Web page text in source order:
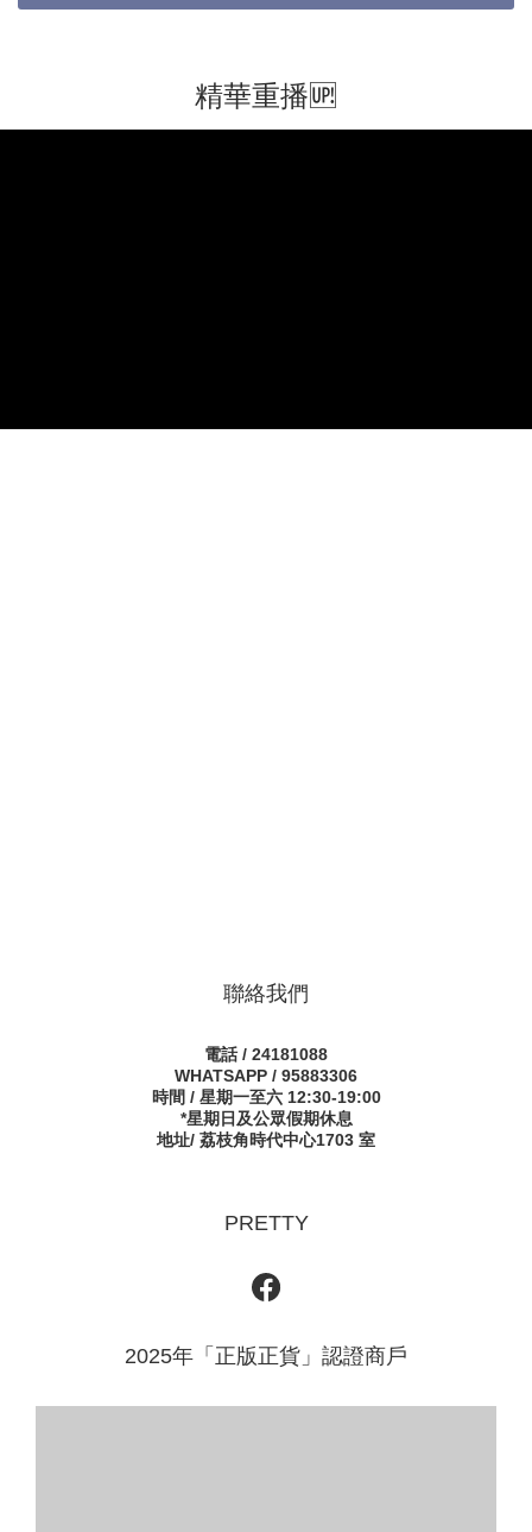
精華重播🆙
聯絡我們
電話 / 24181088
WHATSAPP / 95883306
時間 / 星期一至六 12:30-19:00
*星期日及公眾假期休息
地址/ 荔枝角時代中心1703 室
PRETTY
2025年「正版正貨」認證商戶